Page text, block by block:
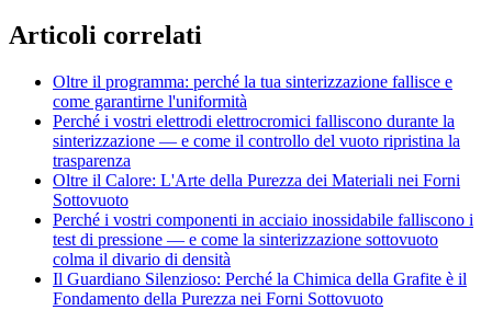
Articoli correlati
Oltre il programma: perché la tua sinterizzazione fallisce e
come garantirne l'uniformità
Perché i vostri elettrodi elettrocromici falliscono durante la
sinterizzazione — e come il controllo del vuoto ripristina la
trasparenza
Oltre il Calore: L'Arte della Purezza dei Materiali nei Forni
Sottovuoto
Perché i vostri componenti in acciaio inossidabile falliscono i
test di pressione — e come la sinterizzazione sottovuoto
colma il divario di densità
Il Guardiano Silenzioso: Perché la Chimica della Grafite è il
Fondamento della Purezza nei Forni Sottovuoto